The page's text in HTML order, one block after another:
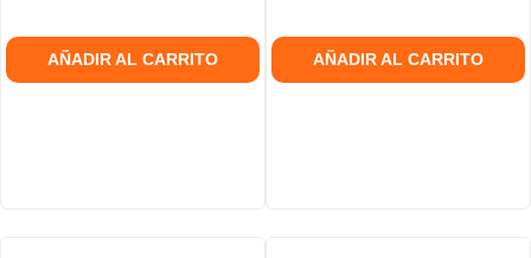
AÑADIR AL CARRITO AÑADIR AL CARRITO